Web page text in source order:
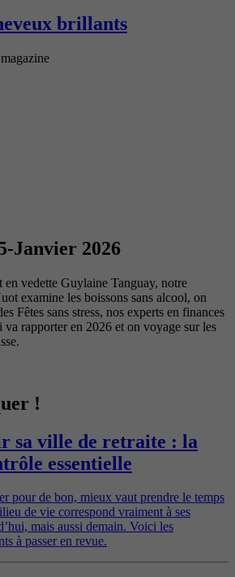
brillants
Janvier 2026
en vedette Guylaine Tanguay, notre
examine les boissons sans alcool, on
Fêtes sans stress, nos experts en finances
va rapporter en 2026 et on voyage sur les
!
sa ville de retraite : la
essentielle
pour de bon, mieux vaut prendre le temps
de vie correspond vraiment à ses
mais aussi demain. Voici les
à passer en revue.